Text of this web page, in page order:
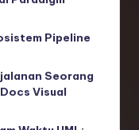
Pipeline
Seorang
Visual